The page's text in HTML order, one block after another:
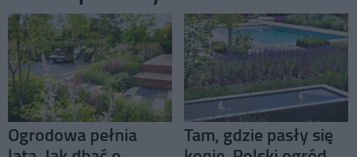
Ogrodowa pełnia
Tam, gdzie pasły się